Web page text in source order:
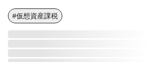
#仮想資産課税